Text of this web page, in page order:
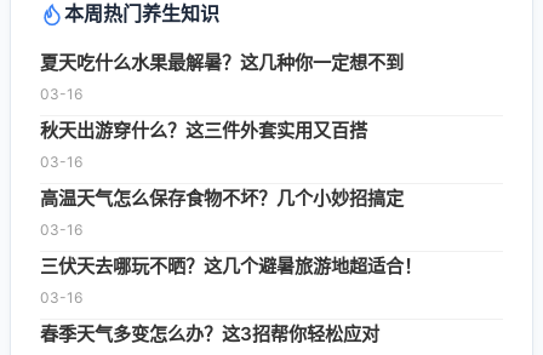
本周热门养生知识
夏天吃什么水果最解暑？这几种你一定想不到
03-16
秋天出游穿什么？这三件外套实用又百搭
03-16
高温天气怎么保存食物不坏？几个小妙招搞定
03-16
三伏天去哪玩不晒？这几个避暑旅游地超适合！
03-16
春季天气多变怎么办？这3招帮你轻松应对